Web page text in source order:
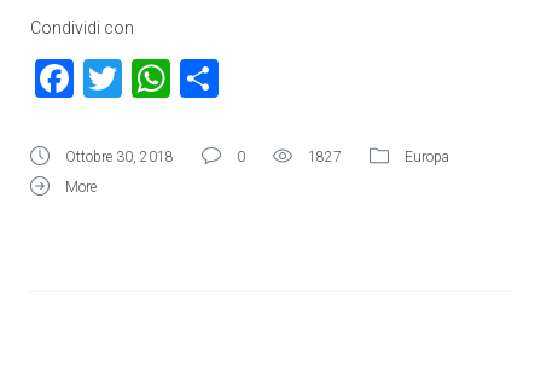
Condividi con
Facebook
TwitterWhatsApp
Ottobre 30, 2018 0 1827
Europa
More